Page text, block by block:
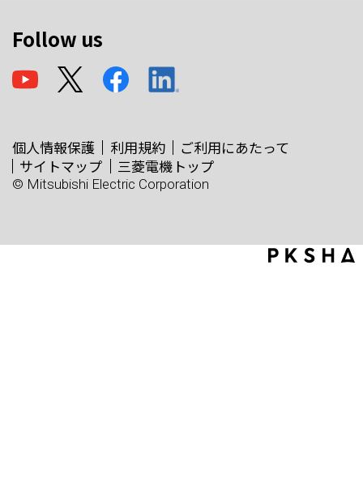
Follow us
個人情報保護 利用規約
ご利用にあたって
サイトマップ
三菱電機トップ
© Mitsubishi Electric Corporation